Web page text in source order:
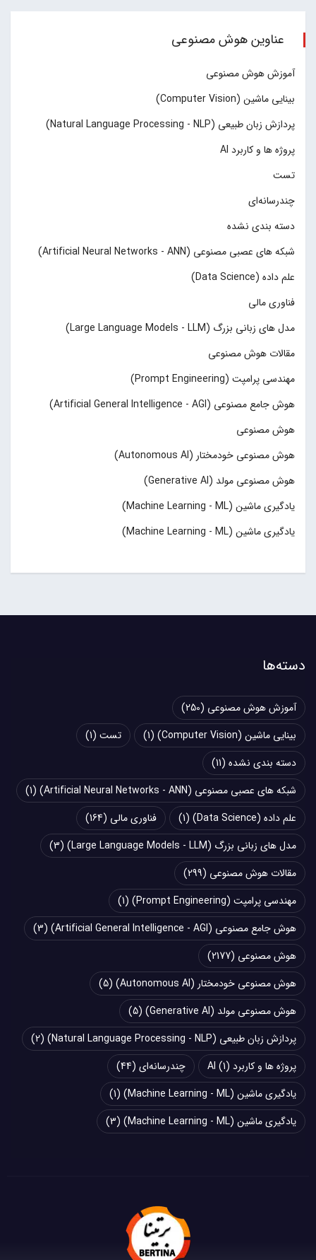
عناوین هوش مصنوعی
آموزش هوش مصنوعی
بینایی ماشین (Computer Vision)
پردازش زبان طبیعی (Natural Language Processing - NLP)
پروژه ها و کاربرد AI
تست
چند‌‌رسانه‌ای
دسته بندی نشده
شبکه های عصبی مصنوعی (Artificial Neural Networks - ANN)
علم داده (Data Science)
فناوری مالی
مدل های زبانی بزرگ (Large Language Models - LLM)
مقالات هوش مصنوعی
مهندسی پرامپت (Prompt Engineering)
هوش جامع مصنوعی (Artificial General Intelligence - AGI)
هوش مصنوعی
هوش مصنوعی خودمختار (Autonomous AI)
هوش مصنوعی مولد (Generative AI)
یادگیری ماشین (Machine Learning - ML)
یادگیری ماشین (Machine Learning - ML)
دسته‌ها
آموزش هوش مصنوعی (250)
بینایی ماشین (Computer Vision)
(1) تست (1)
دسته بندی نشده (11)
شبکه های عصبی مصنوعی (Artificial Neural Networks - ANN)
(1)
علم داده (Data Science)
(1) فناوری مالی (164)
مدل های زبانی بزرگ (Large Language Models - LLM)
(3)
مقالات هوش مصنوعی (299)
مهندسی پرامپت (Prompt Engineering)
(1)
هوش جامع مصنوعی (Artificial General Intelligence - AGI)
(3)
هوش مصنوعی (2177)
هوش مصنوعی خودمختار (Autonomous AI)
(5)
هوش مصنوعی مولد (Generative AI)
(5)
پردازش زبان طبیعی (Natural Language Processing - NLP)
(2)
پروژه ها و کاربرد AI (1) چند‌‌رسانه‌ای (44)
یادگیری ماشین (Machine Learning - ML)
(1)
یادگیری ماشین (Machine Learning - ML)
(3)